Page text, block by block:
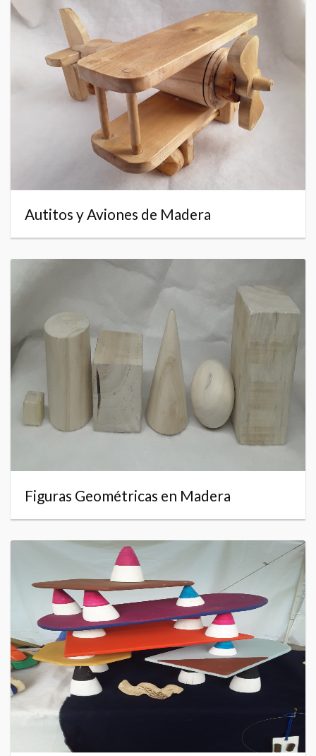
Autitos y Aviones de Madera
Figuras Geométricas en Madera